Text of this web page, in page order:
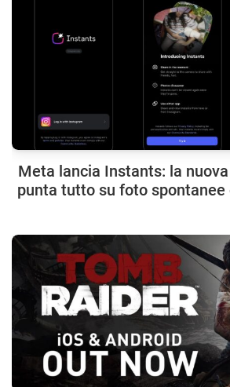
Meta lancia Instants: la
punta tutto su foto spontanee